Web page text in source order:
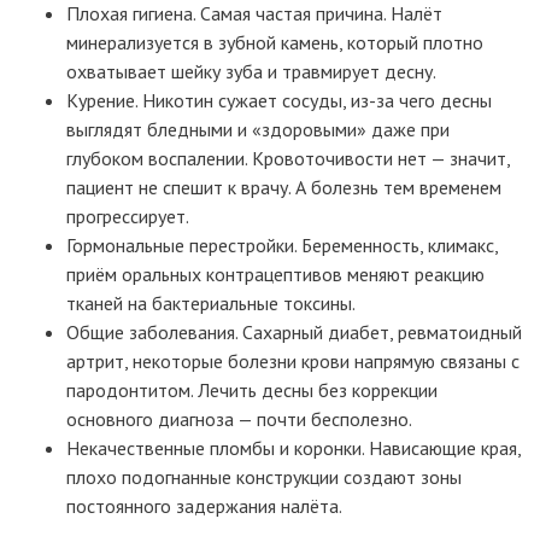
Плохая гигиена. Самая частая причина. Налёт
минерализуется в зубной камень, который плотно
охватывает шейку зуба и травмирует десну.
Курение. Никотин сужает сосуды, из-за чего десны
выглядят бледными и «здоровыми» даже при
глубоком воспалении. Кровоточивости нет — значит,
пациент не спешит к врачу. А болезнь тем временем
прогрессирует.
Гормональные перестройки. Беременность, климакс,
приём оральных контрацептивов меняют реакцию
тканей на бактериальные токсины.
Общие заболевания. Сахарный диабет, ревматоидный
артрит, некоторые болезни крови напрямую связаны с
пародонтитом. Лечить десны без коррекции
основного диагноза — почти бесполезно.
Некачественные пломбы и коронки. Нависающие края,
плохо подогнанные конструкции создают зоны
постоянного задержания налёта.